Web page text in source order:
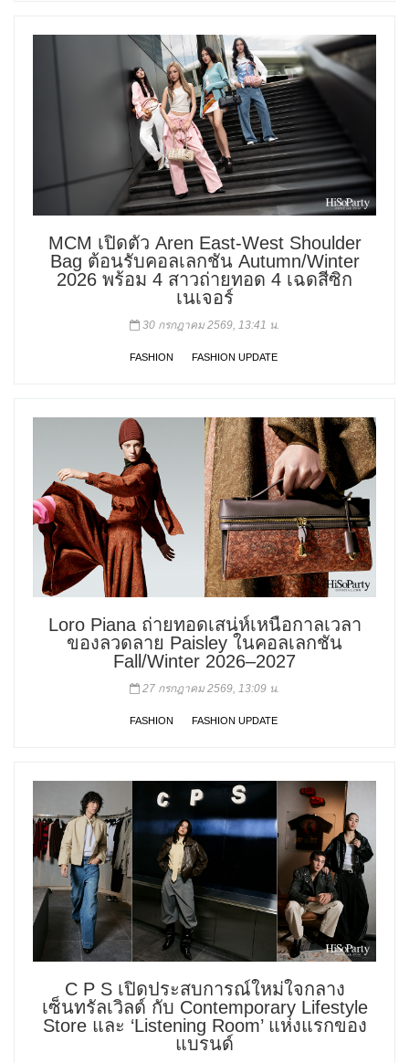
MCM เปิดตัว Aren East-West Shoulder
Bag ต้อนรับคอลเลกชัน Autumn/Winter
2026 พร้อม 4 สาวถ่ายทอด 4 เฉดสีซิก
เนเจอร์
30 กรกฎาคม 2569, 13:41 น.
FASHION FASHION UPDATE
Loro Piana ถ่ายทอดเสน่ห์เหนือกาลเวลา
ของลวดลาย Paisley ในคอลเลกชัน
Fall/Winter 2026–2027
27 กรกฎาคม 2569, 13:09 น.
FASHION FASHION UPDATE
C P S เปิดประสบการณ์ใหม่ใจกลาง
เซ็นทรัลเวิลด์ กับ Contemporary Lifestyle
Store และ ‘Listening Room’ แห่งแรกของ
แบรนด์